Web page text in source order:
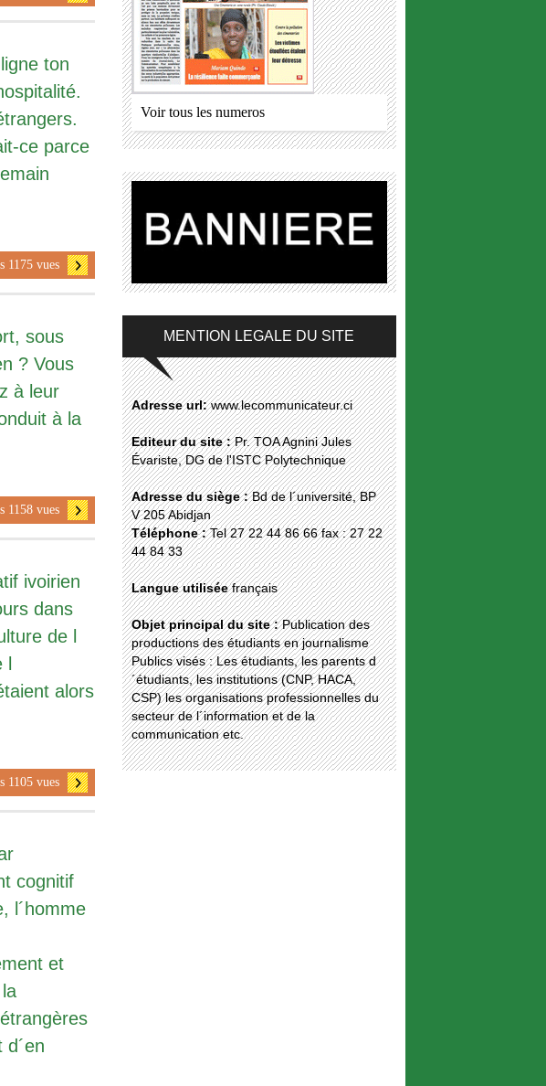
ton
ce parce
1175 vues
sous
? Vous
à leur
à la
1158 vues
ivoirien
dans
de l
alors
1105 vues
cognitif
l´homme
et
Voir tous les numeros
MENTION LEGALE DU SITE
Adresse url:www.lecommunicateur.ci
Editeur du site :Pr. TOA Agnini Jules
Évariste, DG de l'ISTC Polytechnique
Adresse du siège :Bd de l´université, BP
V 205 Abidjan
Téléphone :Tel 27 22 44 86 66 fax : 27 22
44 84 33
Langue utiliséefrançais
Objet principal du site :Publication des
productions des étudiants en journalisme
Publics visés : Les étudiants, les parents d
´étudiants, les institutions (CNP, HACA,
CSP) les organisations professionnelles du
secteur de l´information et de la
communication etc.